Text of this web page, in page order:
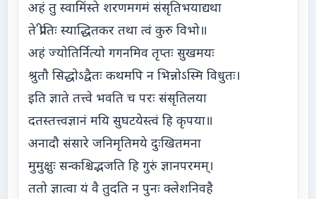
अहं तु स्वामिंस्ते शरणमगमं संसृतिभयाद्यथा
ते प्रीतिः स्याद्धितकर तथा त्वं कुरु विभो॥
अहं ज्योतिर्नित्यो गगनमिव तृप्तः सुखमयः
श्रुतौ सिद्धोऽद्वैतः कथमपि न भिन्नोऽस्मि विधुतः।
इति ज्ञाते तत्त्वे भवति च परः संसृतिलया
दतस्तत्त्वज्ञानं मयि सुघटयेस्त्वं हि कृपया॥
अनादौ संसारे जनिमृतिमये दुःखितमना
मुमुक्षुः सन्कश्चिद्भजति हि गुरुं ज्ञानपरमम्।
ततो ज्ञात्वा यं वै तुदति न पुनः क्लेशनिवहै